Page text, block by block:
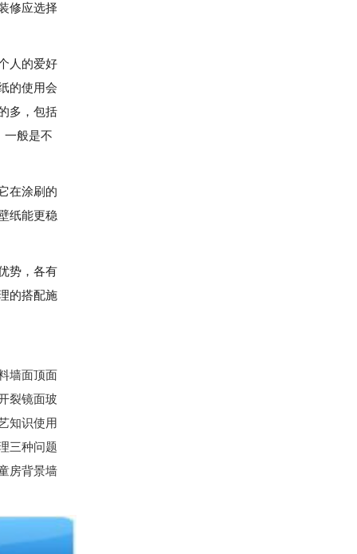
修应选择
人的爱好
的使用会
多，包括
一般是不
在涂刷的
纸能更稳
势，各有
的搭配施
墙面顶面
裂镜面玻
知识使用
三种问题
房背景墙